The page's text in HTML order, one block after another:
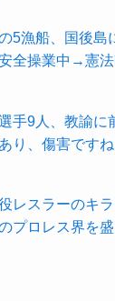
5漁船、国後
全操業中→憲法
手9人、教諭
り、傷害ですね
レスラーのキ
プロレス界を